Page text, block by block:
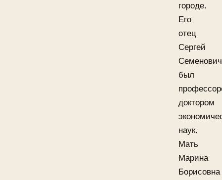
городе.
Его
отец
Сергей
Семенович
был
доктором
наук.
Мать
Марина
Борисовна